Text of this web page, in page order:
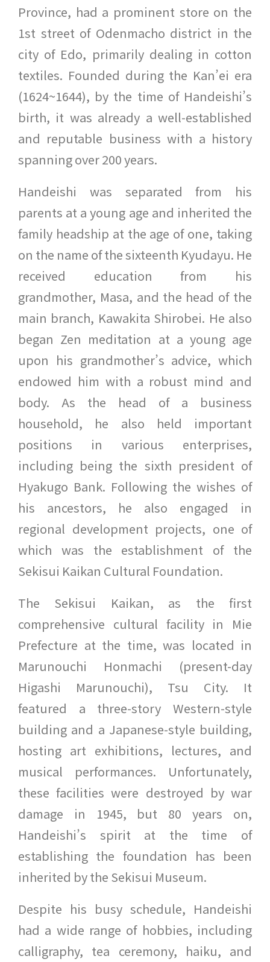
Province, had a prominent store on the
1st street of Odenmacho district in the
city of Edo, primarily dealing in cotton
textiles. Founded during the Kan’ei era
(1624~1644), by the time of Handeishi’s
birth, it was already a well-established
and reputable business with a history
spanning over 200 years.
Handeishi was separated from his
parents at a young age and inherited the
family headship at the age of one, taking
on the name of the sixteenth Kyudayu. He
received education from his
grandmother, Masa, and the head of the
main branch, Kawakita Shirobei. He also
began Zen meditation at a young age
upon his grandmother’s advice, which
endowed him with a robust mind and
body. As the head of a business
household, he also held important
positions in various enterprises,
including being the sixth president of
Hyakugo Bank. Following the wishes of
his ancestors, he also engaged in
regional development projects, one of
which was the establishment of the
Sekisui Kaikan Cultural Foundation.
The Sekisui Kaikan, as the first
comprehensive cultural facility in Mie
Prefecture at the time, was located in
Marunouchi Honmachi (present-day
Higashi Marunouchi), Tsu City. It
featured a three-story Western-style
building and a Japanese-style building,
hosting art exhibitions, lectures, and
musical performances. Unfortunately,
these facilities were destroyed by war
damage in 1945, but 80 years on,
Handeishi’s spirit at the time of
establishing the foundation has been
inherited by the Sekisui Museum.
Despite his busy schedule, Handeishi
had a wide range of hobbies, including
calligraphy, tea ceremony, haiku, and